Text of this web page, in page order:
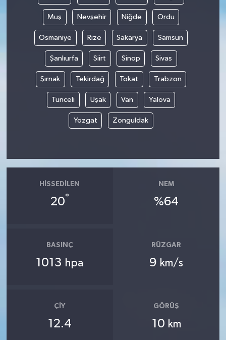
Muş Nevşehir Niğde Ordu
Osmaniye Rize Sakarya Samsun
Şanlıurfa Siirt Sinop Sivas
Şırnak Tekirdağ Tokat Trabzon
Tunceli Uşak Van Yalova
Yozgat Zonguldak
HISSEDILEN
20°
NEM
%64
BASINÇ
1013 hpa
RÜZGAR
9 km/s
ÇIY
12.4
GÖRÜŞ
10 km